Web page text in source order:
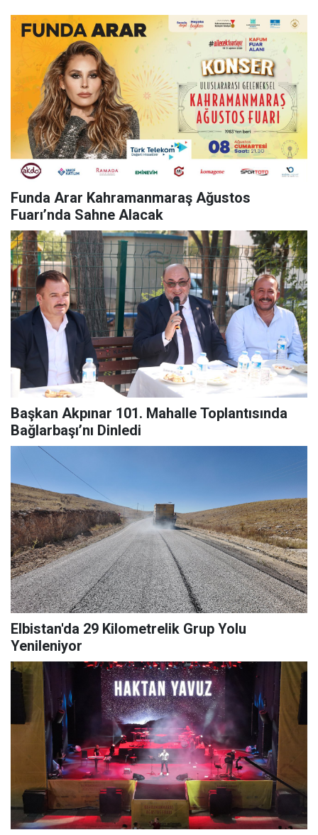
Funda Arar Kahramanmaraş Ağustos
Fuarı’nda Sahne Alacak
Başkan Akpınar 101. Mahalle Toplantısında
Bağlarbaşı’nı Dinledi
Elbistan'da 29 Kilometrelik Grup Yolu
Yenileniyor